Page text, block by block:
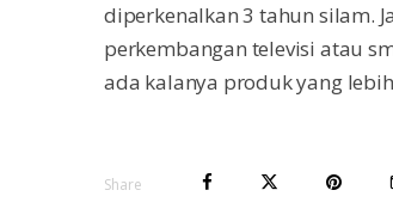
diperkenalkan 3 tahun silam.
perkembangan televisi atau
ada kalanya produk yang
Share